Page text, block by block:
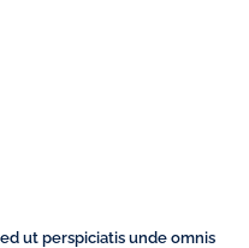
ut perspiciatis unde omnis